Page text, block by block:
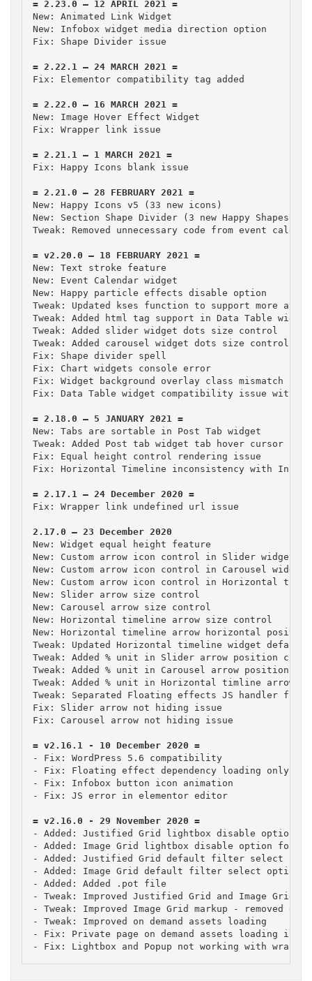
New: Animated Link Widget
New: Infobox widget media direction option
Fix: Shape Divider issue
Fix: Elementor compatibility tag added
New: Image Hover Effect Widget
Fix: Wrapper link issue
Fix: Happy Icons blank issue
New: Happy Icons v5 (33 new icons)
New: Section Shape Divider (3 new Happy Shapes)
Tweak: Removed unnecessary code from event
New: Text stroke feature
New: Event Calendar widget
New: Happy particle effects disable option
Tweak: Updated kses function to support more
Tweak: Added html tag support in Data Table widget
Tweak: Added slider widget dots size control
Tweak: Added carousel widget dots size control
Fix: Shape divider spell
Fix: Chart widgets console error
Fix: Widget background overlay class mismatch
Fix: Data Table widget compatibility issue with
New: Tabs are sortable in Post Tab widget
Tweak: Added Post tab widget tab hover cursor
Fix: Equal height control rendering issue
Fix: Wrapper link undefined url issue
New: Widget equal height feature
New: Custom arrow icon control in Slider widget
New: Custom arrow icon control in Carousel widget
New: Custom arrow icon control in Horizontal
New: Slider arrow size control
New: Carousel arrow size control
New: Horizontal timeline arrow size control
New: Horizontal timeline arrow horizontal
Tweak: Updated Horizontal timeline widget
Tweak: Added % unit in Slider arrow position
Tweak: Added % unit in Carousel arrow position
Tweak: Added % unit in Horizontal timline arrow
Tweak: Separated Floating effects JS handler
Fix: Slider arrow not hiding issue
Fix: Carousel arrow not hiding issue
- Fix: WordPress 5.6 compatibility
- Fix: Floating effect dependency loading only
- Fix: Infobox button icon animation
= v2.16.0 - 29 November 2020 =
- Added: Justified Grid lightbox disable option
- Added: Image Grid lightbox disable option for
- Added: Justified Grid default filter select
- Added: Image Grid default filter select option
- Added: Added .pot file
- Tweak: Improved Justified Grid and Image Grid
- Tweak: Improved Image Grid markup - removed
- Tweak: Improved on demand assets loading
- Fix: Private page on demand assets loading issue
- Fix: Lightbox and Popup not working with